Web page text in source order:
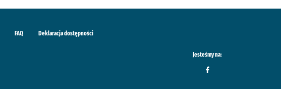
FAQ Deklaracja dostępności
Jesteśmy na: